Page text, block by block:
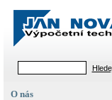
O nás